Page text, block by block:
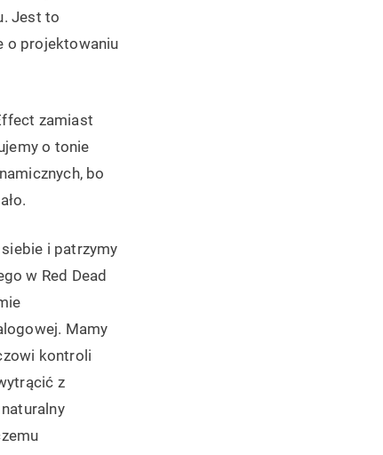
Jest to
o projektowaniu
zamiast
o tonie
bo
i patrzymy
w Red Dead
Mamy
kontroli
z